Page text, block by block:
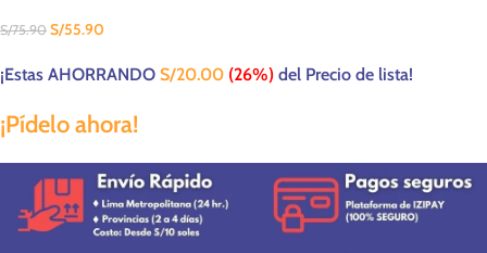
S/75.90 S/55.90
¡Estas AHORRANDO S/20.00 (26%) del Precio de lista!
¡Pídelo ahora!